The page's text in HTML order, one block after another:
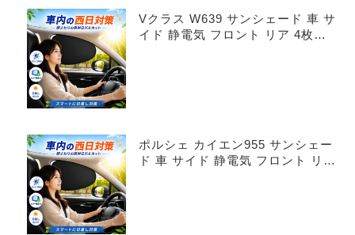
Vクラス W639 サンシェード 車 サ
イド 静電気 フロント リア 4枚セ
ポルシェ カイエン955 サンシェー
ド 車 サイド 静電気 フロント リア